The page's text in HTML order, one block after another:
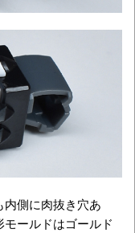
側に肉抜き穴あ
ールドはゴールド